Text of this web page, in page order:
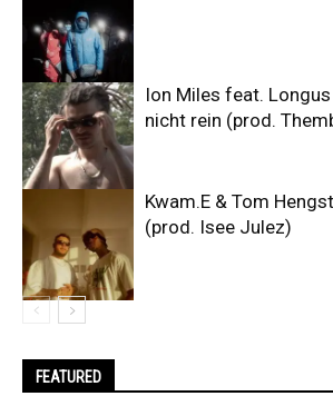
Ion Miles feat.
nicht rein (prod.
Kwam.E & Tom
(prod. Isee Julez)
FEATURED